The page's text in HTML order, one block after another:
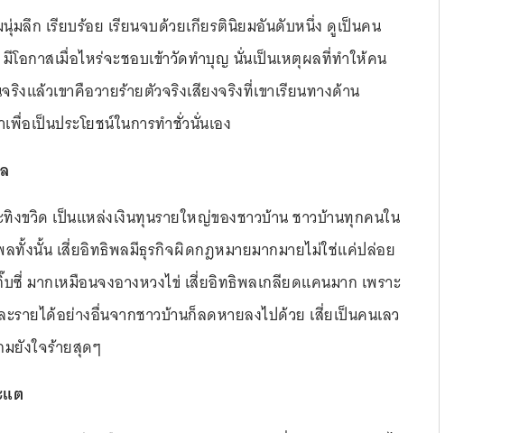
มลึก เรียบร้อย เรียนจบด้วยเกียรตินิยมอันดับหนึ่ง ดูเป็นคน
อกาสเมื่อไหร่จะชอบเข้าวัดทำบุญ นั่นเป็นเหตุผลที่ทำให้คน
งแล้วเขาคือวายร้ายตัวจริงเสียงจริงที่เขาเรียนทางด้าน
อเป็นประโยชน์ในการทำชั่วนั่นเอง
งขวิด เป็นแหล่งเงินทุนรายใหญ่ของชาวบ้าน ชาวบ้านทุกคนใน
ทั้งนั้น เสี่ยอิทธิพลมีธุรกิจผิดกฎหมายมากมายไม่ใช่แค่ปล่อย
ซี่ มากเหมือนจงอางหวงไข่ เสี่ยอิทธิพลเกลียดแคนมาก เพราะ
รายได้อย่างอื่นจากชาวบ้านก็ลดหายลงไปด้วย เสี่ยเป็นคนเลว
ยังใจร้ายสุดๆ
ต